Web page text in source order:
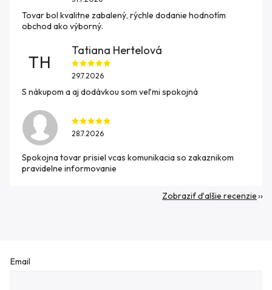
Tovar bol kvalitne zabalený, rýchle dodanie hodnotím
obchod ako výborný.
TH
Tatiana Hertelová
29.7.2026
S nákupom a aj dodávkou som veľmi spokojná
28.7.2026
Spokojna tovar prisiel vcas komunikacia so zakaznikom
pravidelne informovanie
Zobraziť ďalšie recenzie
Email